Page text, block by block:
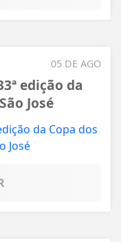
05 DE AGO
edição da
José